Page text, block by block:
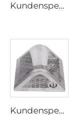
Kundenspezifisches USB-Gehäuse aus Kunststoffspritzguss, kundenspezifische ABS-PC-Kunststoffspritzgussteile
Kundenspezifische Blechbearbeitung Stanzteile Edelstahlprodukte Blechbearbeitung